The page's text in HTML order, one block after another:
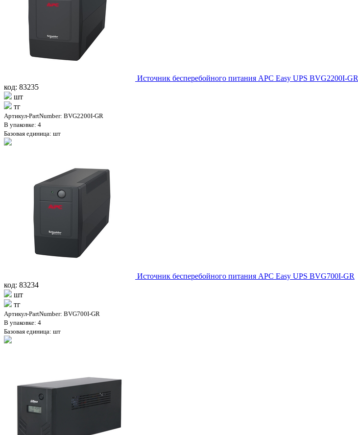
Источник бесперебойного питания APC Easy UPS BVG2200I-GR
код: 83235
шт
тг
Артикул-PartNumber: BVG2200I-GR
В упаковке: 4
Базовая единица: шт
Источник бесперебойного питания APC Easy UPS BVG700I-GR
код: 83234
шт
тг
Артикул-PartNumber: BVG700I-GR
В упаковке: 4
Базовая единица: шт